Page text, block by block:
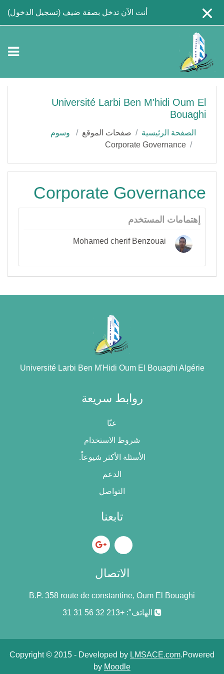
تجاوز إلى المحتوى الرئيسي
أنت الآن تدخل بصفة ضيف (تسجيل الدخول)
Université Larbi Ben M'hidi Oum El
Bouaghi
الصفحة الرئيسية صفحات الموقع
وسوم
Corporate Governance
Corporate Governance
إهتمامات المستخدم
Mohamed cherif Benzouai
Université Larbi Ben M'Hidi Oum El Bouaghi Algérie
روابط سريعة
عنّا
شروط الاستخدام
الأسئلة الأكثر شيوعاً.
الدعم
التواصل
تابعنا
الاتصال
B.P. 358 route de constantine, Oum El Bouaghi
الهاتف": +213 32 56 31 31
Copyright © 2015 - Developed by LMSACE.com.Powered
by Moodle